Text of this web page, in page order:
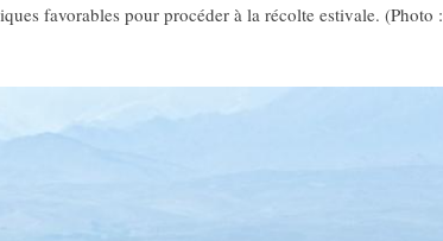
favorables pour procéder à la récolte estivale. (Photo :